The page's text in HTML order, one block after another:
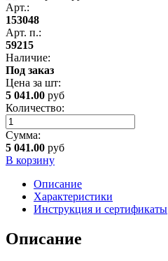
Арт.:
153048
Арт. п.:
59215
Наличие:
Под заказ
Цена за шт:
5 041.00 руб
Количество:
Сумма:
5 041.00 руб
В корзину
Описание
Характеристики
Инструкция и сертификаты
Описание